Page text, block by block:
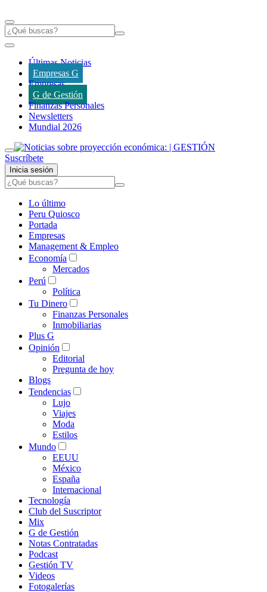
Últimas Noticias
Empresas G
Empresas
G de Gestión
Finanzas Personales
Newsletters
Mundial 2026
Suscríbete
Inicia sesión
Lo último
Peru Quiosco
Portada
Empresas
Management & Empleo
Economía
Mercados
Perú
Política
Tu Dinero
Finanzas Personales
Inmobiliarias
Plus G
Opinión
Editorial
Pregunta de hoy
Blogs
Tendencias
Lujo
Viajes
Moda
Estilos
Mundo
EEUU
México
España
Internacional
Tecnología
Club del Suscriptor
Mix
G de Gestión
Notas Contratadas
Podcast
Gestión TV
Videos
Fotogalerías